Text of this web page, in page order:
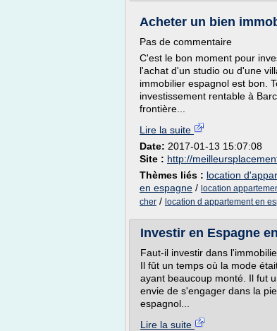
Acheter un bien
Pas de commentaire
C'est le bon moment pour
l'achat d'un studio ou d'une
immobilier espagnol est bon.
investissement rentable à
frontière...
Lire la suite
Date: 2017-01-13 15:07:08
Site : http://
Thèmes liés : location
en espagne / location
cher / location d appartement en
Investir en Espagne
Faut-il investir dans
Il fût un temps où la mode
ayant beaucoup monté. Il fut
envie de s'engager dans la
espagnol...
Lire la suite